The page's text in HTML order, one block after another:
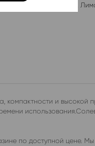
и высокой
по доступной цене.